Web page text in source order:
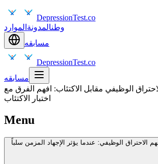
DepressionTest.co
وطنالمدونة الموارد
مسابقه
DepressionTest.co
مسابقه
الوظيفي مقابل الاكتئاب: افهم الفرق مع
اختبار الاكتئاب
Menu
الاحتراق الوظيفي: عندما يؤثر الإجهاد المزمن سلباً